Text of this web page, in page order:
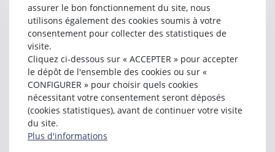
VincentLAURET
23 RUE DU PALAIS
29000 QUIMPER
Tél :02 98 64 62 52
Retour
assurer le bon fonctionnement du site, nous
utilisons également des cookies soumis à votre
consentement pour collecter des statistiques de
visite.
Cliquez ci-dessous sur « ACCEPTER » pour accepter
le dépôt de l'ensemble des cookies ou sur «
CONFIGURER » pour choisir quels cookies
nécessitant votre consentement seront déposés
(cookies statistiques), avant de continuer votre visite
du site.
Plus d'informations